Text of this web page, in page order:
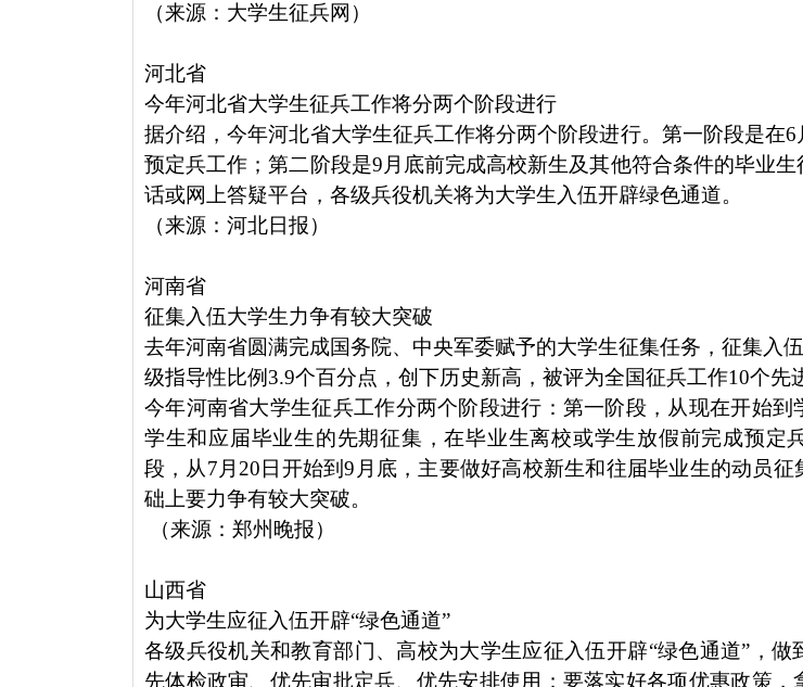
（来源：大学生征兵网）
河北省
今年河北省大学生征兵工作将分两个阶段进行
据介绍，今年河北省大学生征兵工作将分两个阶段进行。第一阶段是在
预定兵工作；第二阶段是9月底前完成高校新生及其他符合条件的毕业
话或网上答疑平台，各级兵役机关将为大学生入伍开辟绿色通道。
（来源：河北日报）
河南省
征集入伍大学生力争有较大突破
去年河南省圆满完成国务院、中央军委赋予的大学生征集任务，征集入
级指导性比例3.9个百分点，创下历史新高，被评为全国征兵工作10个先
今年河南省大学生征兵工作分两个阶段进行：第一阶段，从现在开始
学生和应届毕业生的先期征集，在毕业生离校或学生放假前完成预定
段，从7月20日开始到9月底，主要做好高校新生和往届毕业生的动员
础上要力争有较大突破。
（来源：郑州晚报）
山西省
为大学生应征入伍开辟“绿色通道”
各级兵役机关和教育部门、高校为大学生应征入伍开辟“绿色通道”，
先体检政审、优先审批定兵、优先安排使用；要落实好各项优惠政策，